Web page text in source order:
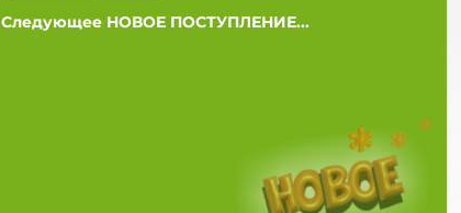
Следующее НОВОЕ ПОСТУПЛЕНИЕ...